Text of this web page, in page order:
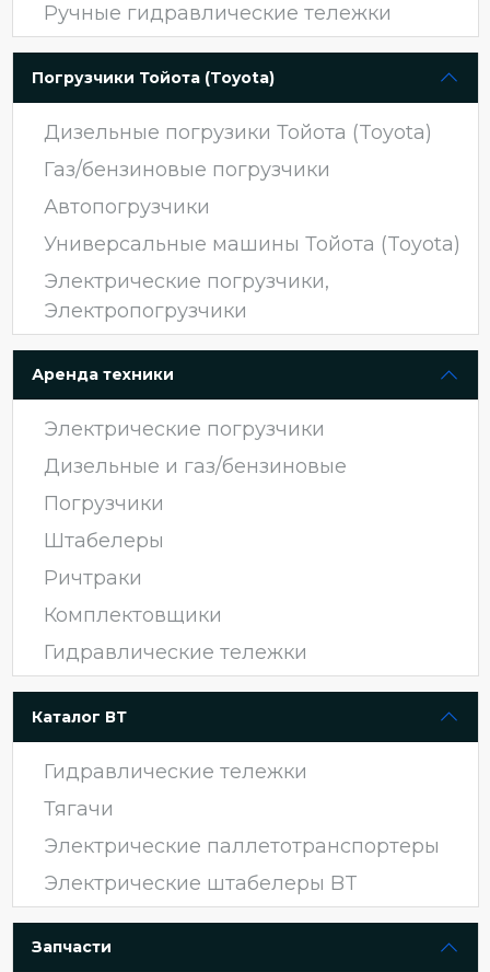
Ручные гидравлические тележки
Погрузчики Тойота (Toyota)
Дизельные погрузики Тойота (Toyota)
Газ/бензиновые погрузчики
Автопогрузчики
Универсальные машины Тойота (Toyota)
Электрические погрузчики,
Электропогрузчики
Аренда техники
Электрические погрузчики
Дизельные и газ/бензиновые
Погрузчики
Штабелеры
Ричтраки
Комплектовщики
Гидравлические тележки
Каталог ВТ
Гидравлические тележки
Тягачи
Электрические паллетотранспортеры
Электрические штабелеры BT
Запчасти